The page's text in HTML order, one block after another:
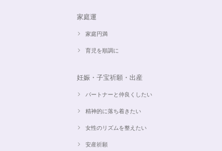
家庭運
家庭円満
育児を順調に
妊娠・子宝祈願・出産
パートナーと仲良くしたい
精神的に落ち着きたい
女性のリズムを整えたい
安産祈願